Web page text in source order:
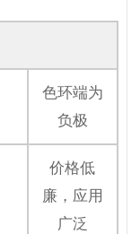
色环端为
负极
价格低
廉，应用
广泛